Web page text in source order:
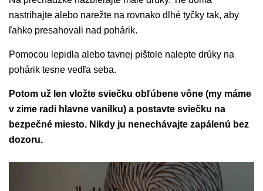
nastrihajte alebo narežte na rovnako dlhé tyčky tak, aby
ľahko presahovali nad pohárik.
Pomocou lepidla alebo tavnej pištole nalepte drúky na
pohárik tesne vedľa seba.
Potom už len vložte sviečku obľúbene vône (my máme
v zime radi hlavne vanilku) a postavte sviečku na
bezpečné miesto. Nikdy ju nenechávajte zapálenú bez
dozoru.